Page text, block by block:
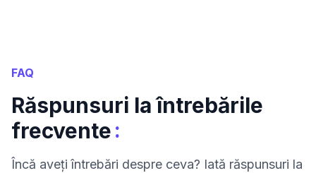
FAQ
Răspunsuri la întrebările
frecvente:
Încă aveți întrebări despre ceva? Iată răspunsuri la